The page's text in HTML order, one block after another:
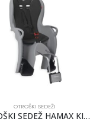
OTROŠKI SEDEŽI
OTROŠKI SEDEŽ HAMAX KISS SIVA/ČRNA PODLOGA